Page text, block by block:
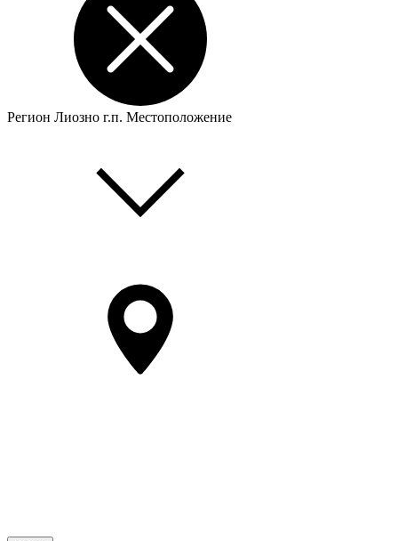
Регион Лиозно г.п. Местоположение